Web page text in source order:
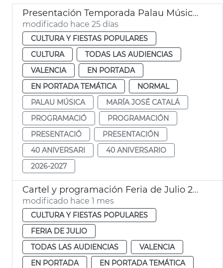
Presentación Temporada Palau Música València
modificado hace 25 días
CULTURA Y FIESTAS POPULARES
CULTURA
TODAS LAS AUDIENCIAS
VALENCIA
EN PORTADA
EN PORTADA TEMÁTICA
NORMAL
PALAU MÚSICA
MARÍA JOSÉ CATALÁ
PROGRAMACIÓ
PROGRAMACIÓN
PRESENTACIÓ
PRESENTACIÓN
40 ANIVERSARI
40 ANIVERSARIO
2026-2027
Cartel y programación Feria de Julio 2026
modificado hace 1 mes
CULTURA Y FIESTAS POPULARES
FERIA DE JULIO
TODAS LAS AUDIENCIAS
VALENCIA
EN PORTADA
EN PORTADA TEMÁTICA